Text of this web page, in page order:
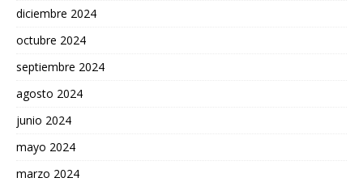
diciembre 2024
octubre 2024
septiembre 2024
agosto 2024
junio 2024
mayo 2024
marzo 2024